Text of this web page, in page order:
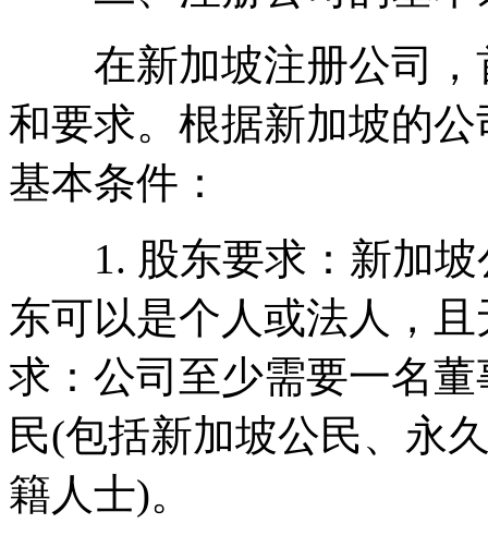
在新加坡注册公司，
和要求。根据新加坡的
基本条件：
1. 股东要求：新加坡
东可以是个人或法人，
求：公司至少需要一名
民(包括新加坡公民、永
籍人士)。